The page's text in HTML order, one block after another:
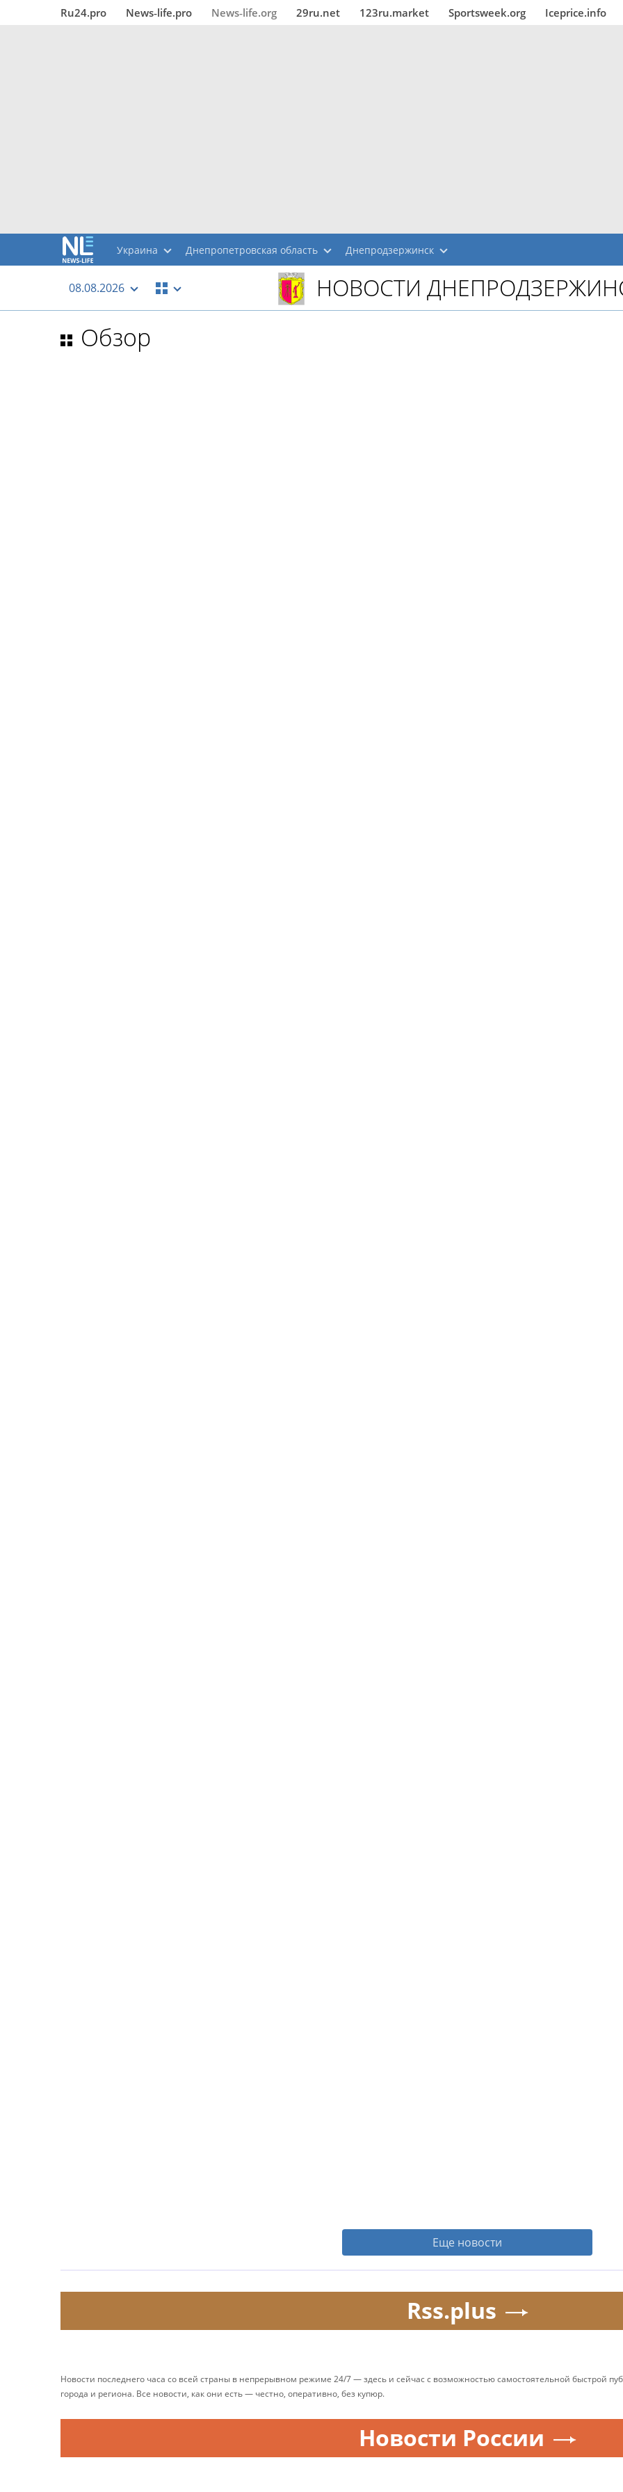
Ru24.pro News‑life.pro News‑life.org 29ru.net 123ru.market Sportsweek.org Iceprice.info
Украина Днепропетровская область Днепродзержинск
08.08.2026 НОВОСТИ
Обзор
Еще новости
Rss.plus
Новости последнего часа со всей страны в непрерывном режиме 24/7 — здесь и сейчас с возможностью самостоятельной быстрой
города и региона. Все новости, как они есть — честно, оперативно, без купюр.
Новости России